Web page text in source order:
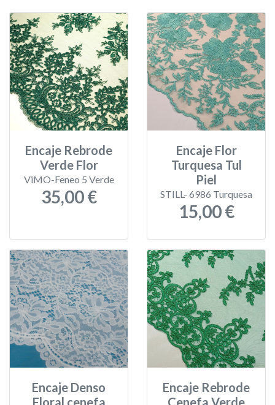
Encaje Rebrode
Verde Flor
ViMO-Feneo 5 Verde
35,00 €
Encaje Flor
Turquesa Tul
Piel
STILL- 6986 Turquesa
15,00 €
Encaje Denso
Floral cenefa
Encaje Rebrode
Cenefa Verde